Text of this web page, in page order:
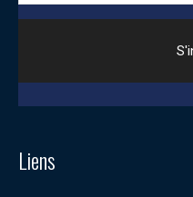
Liens